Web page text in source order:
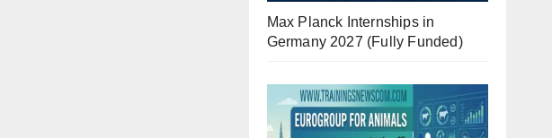
Max Planck Internships in
Germany 2027 (Fully Funded)